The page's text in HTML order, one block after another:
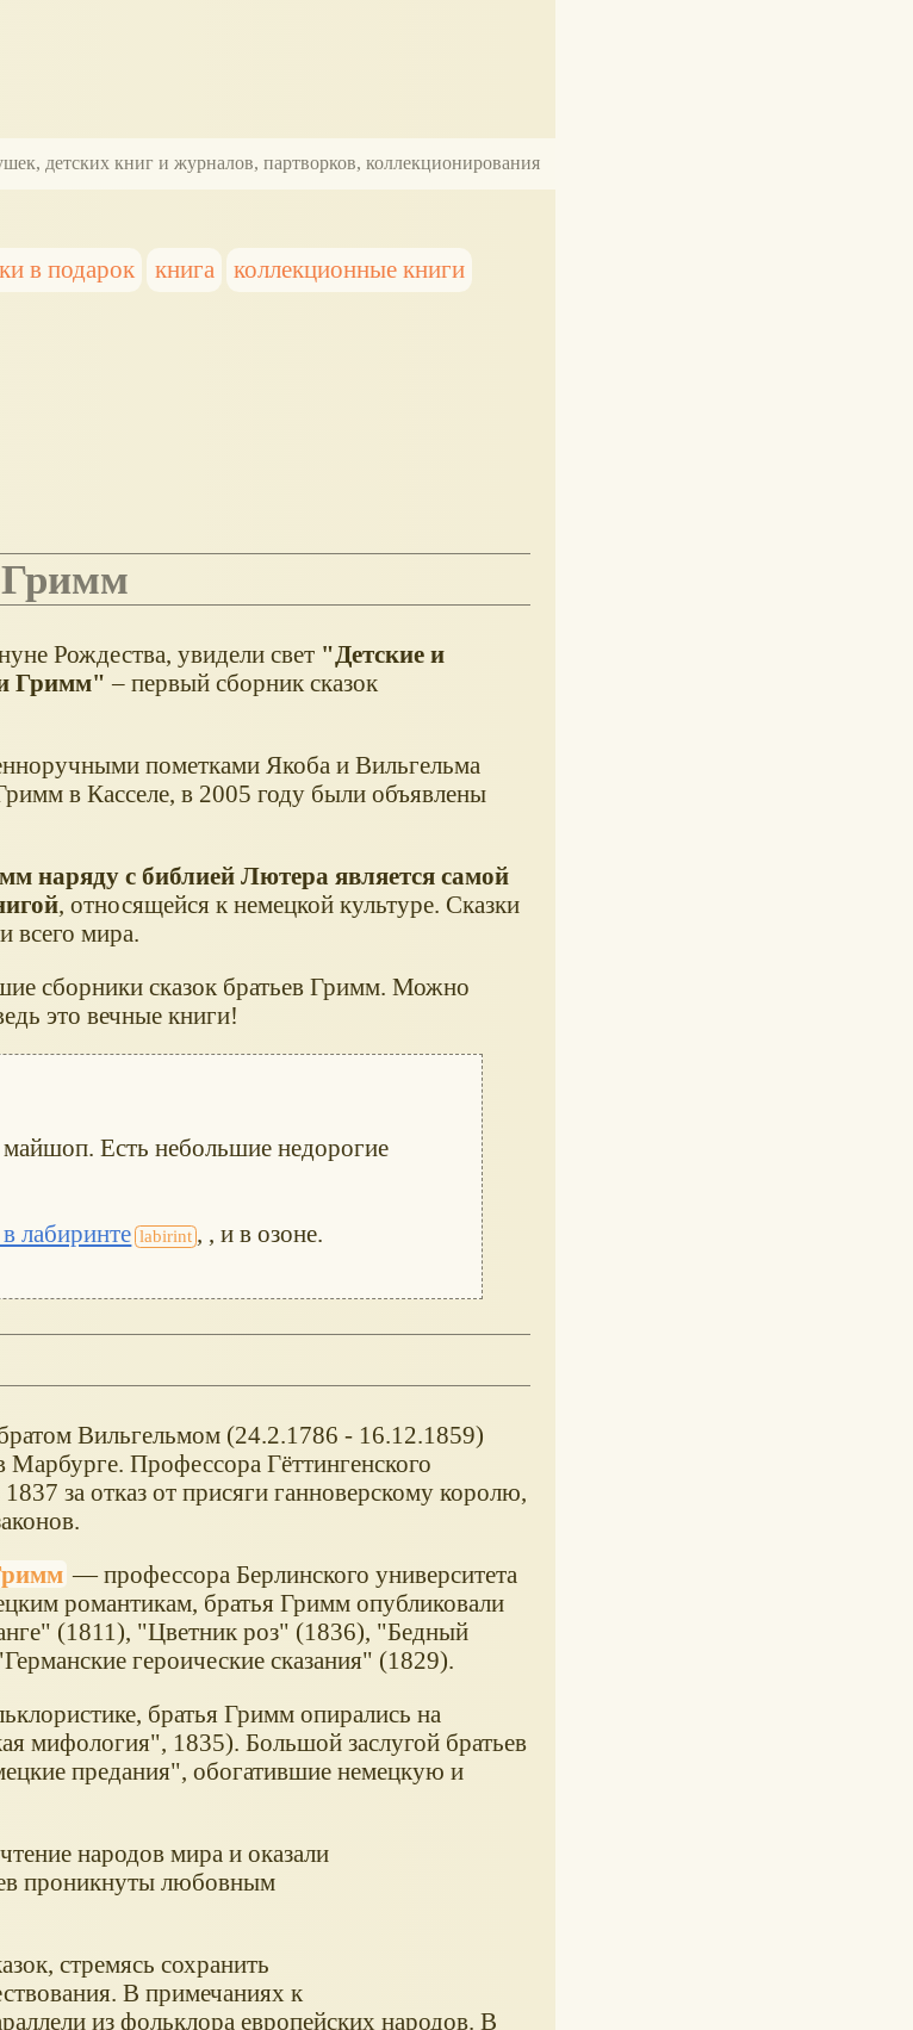
детских книг и журналов, партворков, коллекционирования
в подарок книга
коллекционные книги
Гримм
Рождества, увидели свет "Детские и
Гримм" – первый сборник сказок
пометками Якоба и Вильгельма
в Касселе, в 2005 году были объявлены
наряду с библией Лютера является самой
, относящейся к немецкой культуре. Сказки
всего мира.
сборники сказок братьев Гримм. Можно
это вечные книги!
Есть небольшие недорогие
лабиринте , , и в озоне.
Вильгельмом (24.2.1786 - 16.12.1859)
Профессора Гёттингенского
за отказ от присяги ганноверскому королю,
— профессора Берлинского университета
романтикам, братья Гримм опубликовали
(1811), "Цветник роз" (1836), "Бедный
героические сказания" (1829).
братья Гримм опирались на
мифология", 1835). Большой заслугой братьев
предания", обогатившие немецкую и
народов мира и оказали
проникнуты любовным
стремясь сохранить
В примечаниях к
из фольклора европейских народов. В